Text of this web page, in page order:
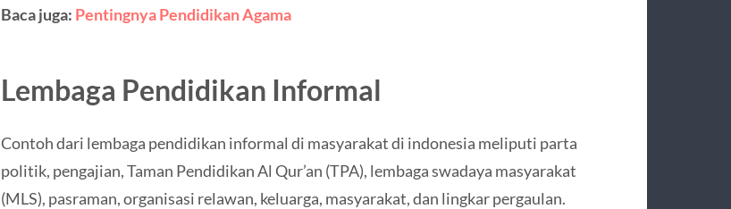
Baca juga: Pentingnya Pendidikan Agama
Lembaga Pendidikan Informal
Contoh dari lembaga pendidikan informal di masyarakat di indonesia meliputi parta
politik, pengajian, Taman Pendidikan Al Qur’an (TPA), lembaga swadaya masyarakat
(MLS), pasraman, organisasi relawan, keluarga, masyarakat, dan lingkar pergaulan.